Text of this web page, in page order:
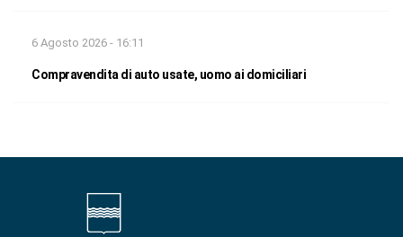
6 Agosto 2026 - 16:11
Compravendita di auto usate, uomo ai domiciliari